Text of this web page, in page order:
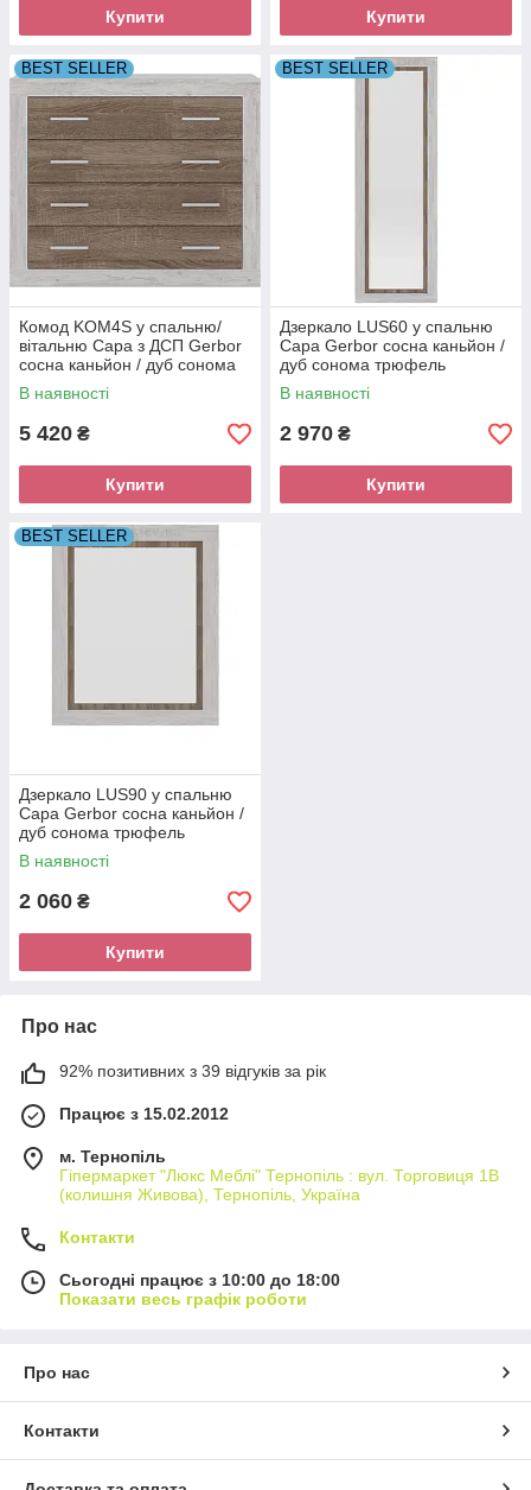
Купити Купити
BEST SELLER
Комод KOM4S у спальню/
вітальню Сара з ДСП Gerbor
сосна каньйон / дуб сонома
трюфель
В наявності
5 420 ₴
Купити
BEST SELLER
Дзеркало LUS60 у спальню
Сара Gerbor сосна каньйон /
дуб сонома трюфель
В наявності
2 970 ₴
Купити
BEST SELLER
Дзеркало LUS90 у спальню
Сара Gerbor сосна каньйон /
дуб сонома трюфель
В наявності
2 060 ₴
Купити
Про нас
92% позитивних з 39 відгуків за рік
Працює з 15.02.2012
м. Тернопіль
Гіпермаркет "Люкс Меблі" Тернопіль : вул. Торговиця 1В
(колишня Живова), Тернопіль, Україна
Контакти
Сьогодні працює з 10:00 до 18:00
Показати весь графік роботи
Про нас
Контакти